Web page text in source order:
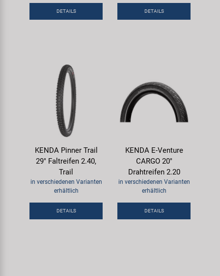
DETAILS DETAILS
KENDA Pinner Trail
29" Faltreifen 2.40,
Trail
in verschiedenen Varianten
erhältlich
DETAILS
KENDA E-Venture
CARGO 20"
Drahtreifen 2.20
in verschiedenen Varianten
erhältlich
DETAILS